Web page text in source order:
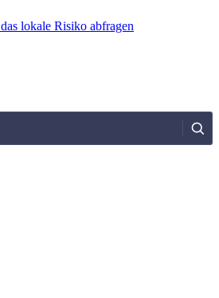
lokale Risiko abfragen